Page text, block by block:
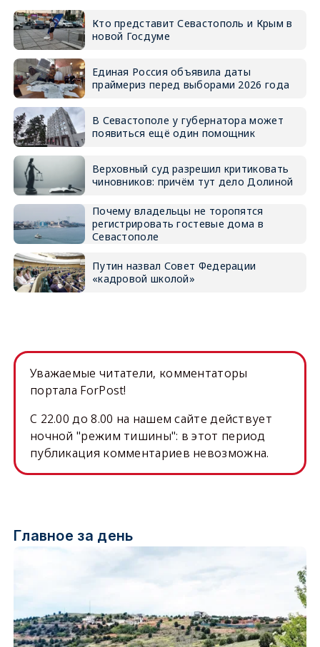
Кто представит Севастополь и Крым в
новой Госдуме
Единая Россия объявила даты
праймериз перед выборами 2026 года
В Севастополе у губернатора может
появиться ещё один помощник
Верховный суд разрешил критиковать
чиновников: причём тут дело Долиной
Почему владельцы не торопятся
регистрировать гостевые дома в
Севастополе
Путин назвал Совет Федерации
«кадровой школой»
Уважаемые читатели, комментаторы
портала ForPost!
C 22.00 до 8.00 на нашем сайте действует
ночной "режим тишины": в этот период
публикация комментариев невозможна.
Главное за день